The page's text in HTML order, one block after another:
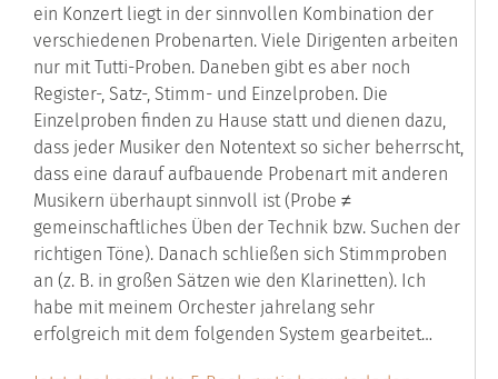
ein Konzert liegt in der sinnvollen Kombination der
verschiedenen Probenarten. Viele Dirigenten arbeiten
nur mit Tutti-Proben. Daneben gibt es aber noch
Register-, Satz-, Stimm- und Einzelproben. Die
Einzelproben finden zu Hause statt und dienen dazu,
dass jeder Musiker den Notentext so sicher beherrscht,
dass eine darauf aufbauende Probenart mit anderen
Musikern überhaupt sinnvoll ist (Probe ≠
gemeinschaftliches Üben der Technik bzw. Suchen der
richtigen Töne). Danach schließen sich Stimmproben
an (z. B. in großen Sätzen wie den Klarinetten). Ich
habe mit meinem Orchester jahrelang sehr
erfolgreich mit dem folgenden System gearbeitet…